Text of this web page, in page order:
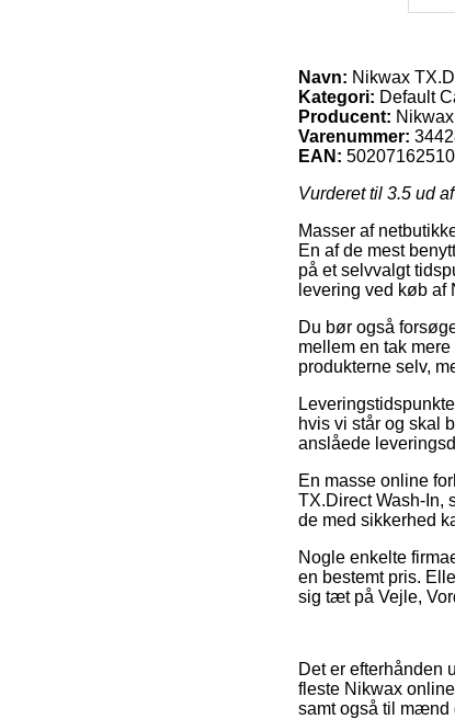
Navn: Nikwax
Kategori: Default
Producent: Nikwax
Varenummer:
EAN:
Vurderet til 3.5 ud
Masser af
En af de mest
på et selvvalgt
levering ved køb af
Du bør også
mellem en tak
produkterne selv,
hvis vi står og skal
anslåede
En masse online
TX.Direct Wash-In,
de med sikkerhed
Nogle enkelte
en bestemt pris.
sig tæt på Vejle,
Det er efterhånden
fleste Nikwax
samt også til mænd